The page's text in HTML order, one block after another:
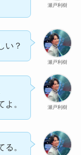
瀬戸利樹
瀬戸利樹
い？
瀬戸利樹
よ。
る。